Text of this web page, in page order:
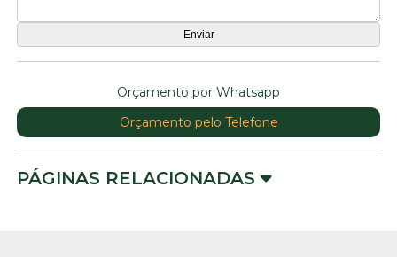
Orçamento por Whatsapp
Orçamento pelo Telefone
PÁGINAS RELACIONADAS